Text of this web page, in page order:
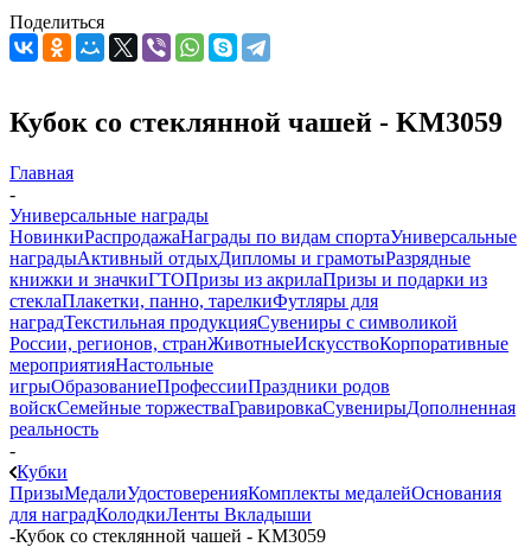
Поделиться
Кубок со стеклянной чашей - KM3059
Главная
-
Универсальные награды
НовинкиРаспродажаНаграды по видам спортаУниверсальные
наградыАктивный отдыхДипломы и грамотыРазрядные
книжки и значкиГТОПризы из акрилаПризы и подарки из
стеклаПлакетки, панно, тарелкиФутляры для
наградТекстильная продукцияСувениры с символикой
России, регионов, странЖивотныеИскусствоКорпоративные
мероприятияНастольные
игрыОбразованиеПрофессииПраздники родов
войскСемейные торжестваГравировкаСувенирыДополненная
реальность
-
Кубки
ПризыМедалиУдостоверенияКомплекты медалейОснования
для наградКолодкиЛенты Вкладыши
-Кубок со стеклянной чашей - KM3059